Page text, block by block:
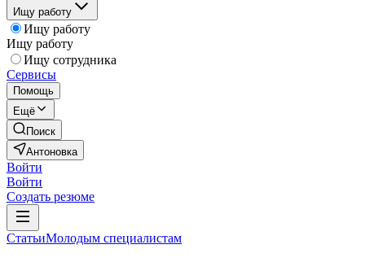
Ищу работу
Ищу работу
Ищу работу
Ищу сотрудника
Сервисы
Помощь
Ещё
Поиск
Антоновка
Войти
Войти
Создать резюме
СтатьиМолодым специалистам